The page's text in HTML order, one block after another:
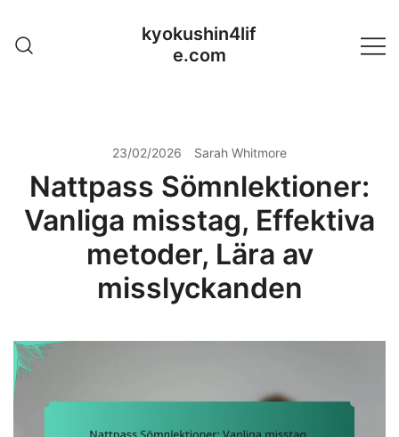
content
kyokushin4lif
e.com
23/02/2026 Sarah Whitmore
Nattpass Sömnlektioner:
Vanliga misstag, Effektiva
metoder, Lära av
misslyckanden